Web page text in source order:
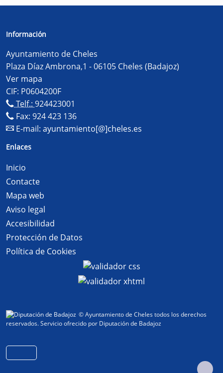
Información
Ayuntamiento de Cheles
Plaza Díaz Ambrona,1 - 06105 Cheles (Badajoz)
Ver mapa
CIF: P0604200F
Telf.: 924423001
Fax: 924 423 136
E-mail: ayuntamiento[@]cheles.es
Enlaces
Inicio
Contacte
Mapa web
Aviso legal
Accesibilidad
Protección de Datos
Política de Cookies
© Ayuntamiento de Cheles todos los derechos
reservados.Servicio ofrecido por Diputación de Badajoz